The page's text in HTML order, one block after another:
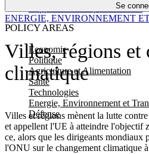
Se
POLICY AREAS
Economie
Politique
Agriculture et Alimentation
Santé
Technologies
Energie, Environnement et
Défense
Économie
Villes, régions et
climatique
Villes et régions mènent la lutte
et appellent l'UE à atteindre l'objectif
ce, alors que les dirigeants mondiaux
l'ONU sur le changement climatique
ENERGIE, ENVIRONNEMENT